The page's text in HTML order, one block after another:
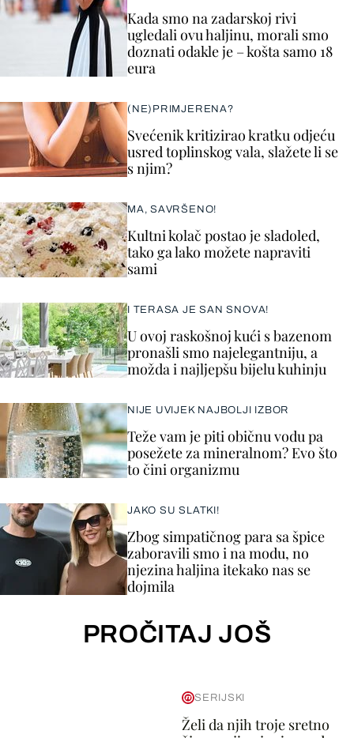
Kada smo na zadarskoj rivi
ugledali ovu haljinu, morali smo
doznati odakle je – košta samo 18
eura
(NE)PRIMJERENA?
Svećenik kritizirao kratku odjeću
usred toplinskog vala, slažete li se
s njim?
MA, SAVRŠENO!
Kultni kolač postao je sladoled,
tako ga lako možete napraviti
sami
I TERASA JE SAN SNOVA!
U ovoj raskošnoj kući s bazenom
pronašli smo najelegantniju, a
možda i najljepšu bijelu kuhinju
NIJE UVIJEK NAJBOLJI IZBOR
Teže vam je piti običnu vodu pa
posežete za mineralnom? Evo što
to čini organizmu
JAKO SU SLATKI!
Zbog simpatičnog para sa špice
zaboravili smo i na modu, no
njezina haljina itekako nas se
dojmila
PROČITAJ JOŠ
SERIJSKI
Želi da njih troje sretno